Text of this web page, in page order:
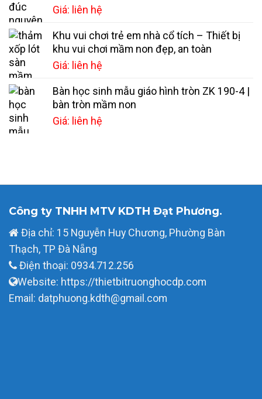
Giá: liên hệ
Khu vui chơi trẻ em nhà cổ tích – Thiết bị
khu vui chơi mầm non đẹp, an toàn
Giá: liên hệ
Bàn học sinh mẫu giáo hình tròn ZK 190-4 |
bàn tròn mầm non
Giá: liên hệ
Công ty TNHH MTV KDTH Đạt Phương.
Địa chỉ: 15 Nguyễn Huy Chương, Phường Bàn
Thạch, TP Đà Nẵng
Điện thoại: 0934.712.256
Website: https://thietbitruonghocdp.com
Email: datphuong.kdth@gmail.com